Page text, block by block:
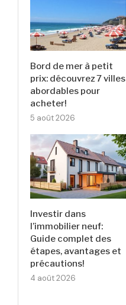
Bord de mer à petit
prix: découvrez 7 villes
abordables pour
acheter!
5 août 2026
Investir dans
l’immobilier neuf:
Guide complet des
étapes, avantages et
précautions!
4 août 2026